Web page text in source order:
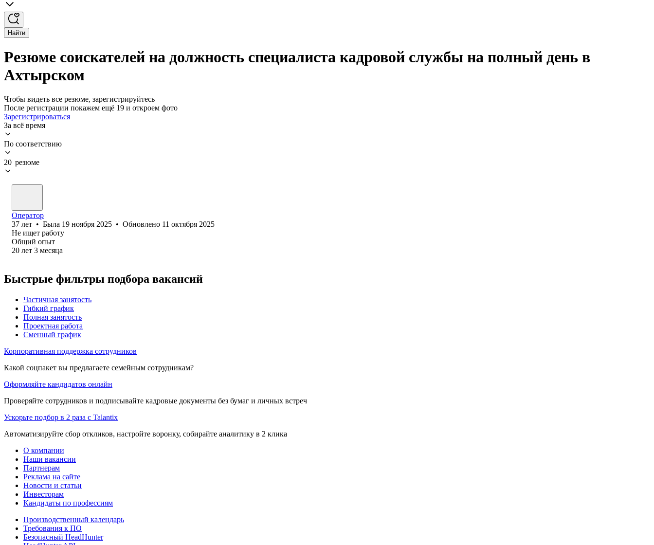
Найти
Резюме соискателей на должность специалиста кадровой службы на полный день в
Ахтырском
Чтобы видеть все резюме, зарегистрируйтесь
После регистрации покажем ещё 19 и откроем фото
Зарегистрироваться
За всё время
По соответствию
20 резюме
Оператор
37 лет • Была 19 ноября 2025 • Обновлено 11 октября 2025
Не ищет работу
Общий опыт
20 лет 3 месяца
Быстрые фильтры подбора вакансий
Частичная занятость
Гибкий график
Полная занятость
Проектная работа
Сменный график
Корпоративная поддержка сотрудников
Какой соцпакет вы предлагаете семейным сотрудникам?
Оформляйте кандидатов онлайн
Проверяйте сотрудников и подписывайте кадровые документы без бумаг и личных встреч
Ускорьте подбор в 2 раза с Talantix
Автоматизируйте сбор откликов, настройте воронку, собирайте аналитику в 2 клика
О компании
Наши вакансии
Партнерам
Реклама на сайте
Новости и статьи
Инвесторам
Кандидаты по профессиям
Производственный календарь
Требования к ПО
Безопасный HeadHunter